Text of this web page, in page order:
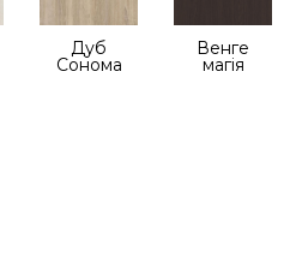
Дуб
Сонома
Венге
магія